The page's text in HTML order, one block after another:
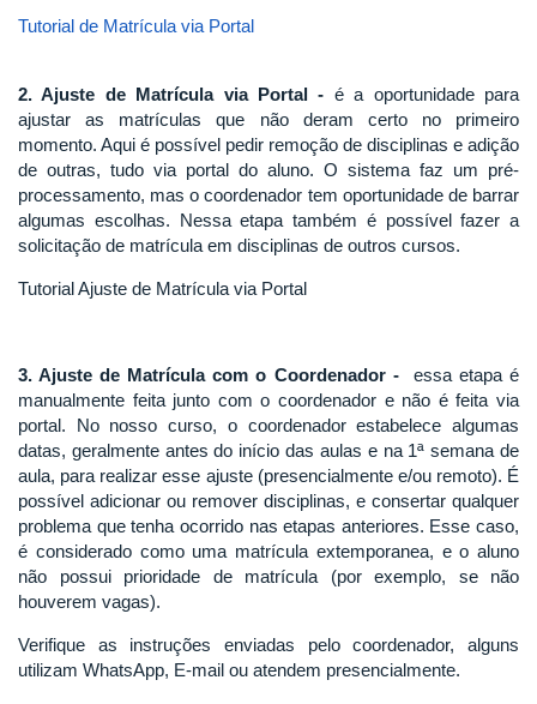
Tutorial de Matrícula via Portal
2. Ajuste de Matrícula via Portal - é a oportunidade para
ajustar as matrículas que não deram certo no primeiro
momento. Aqui é possível pedir remoção de disciplinas e adição
de outras, tudo via portal do aluno. O sistema faz um pré-
processamento, mas o coordenador tem oportunidade de barrar
algumas escolhas. Nessa etapa também é possível fazer a
solicitação de matrícula em disciplinas de outros cursos.
Tutorial Ajuste de Matrícula via Portal
3. Ajuste de Matrícula com o Coordenador -essa etapa é
manualmente feita junto com o coordenador e não é feita via
portal. No nosso curso, o coordenador estabelece algumas
datas, geralmente antes do início das aulas e na 1ª semana de
aula, para realizar esse ajuste (presencialmente e/ou remoto). É
possível adicionar ou remover disciplinas, e consertar qualquer
problema que tenha ocorrido nas etapas anteriores. Esse caso,
é considerado como uma matrícula extemporanea, e o aluno
não possui prioridade de matrícula (por exemplo, se não
houverem vagas).
Verifique as instruções enviadas pelo coordenador, alguns
utilizam WhatsApp, E-mail ou atendem presencialmente.